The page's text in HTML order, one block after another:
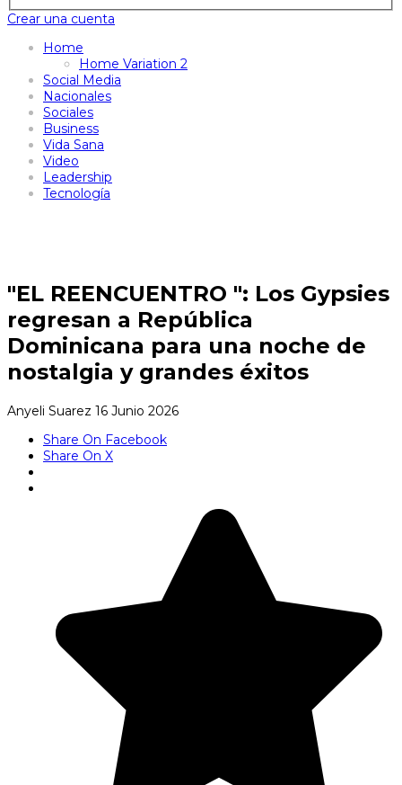
Crear una cuenta
Home
Home Variation 2
Social Media
Nacionales
Sociales
Business
Vida Sana
Video
Leadership
Tecnología
"EL REENCUENTRO ": Los Gypsies
regresan a República
Dominicana para una noche de
nostalgia y grandes éxitos
Anyeli Suarez 16 Junio 2026
Share On Facebook
Share On X